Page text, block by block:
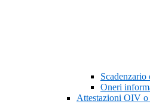
Oneri
Attestazioni OIV o